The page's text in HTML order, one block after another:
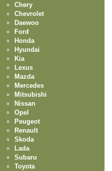
Chery
Chevrolet
Daewoo
Ford
Honda
Hyundai
Kia
Lexus
Mazda
Mercedes
Mitsubishi
Nissan
Opel
Peugeot
Renault
Skoda
Lada
Subaru
Toyota